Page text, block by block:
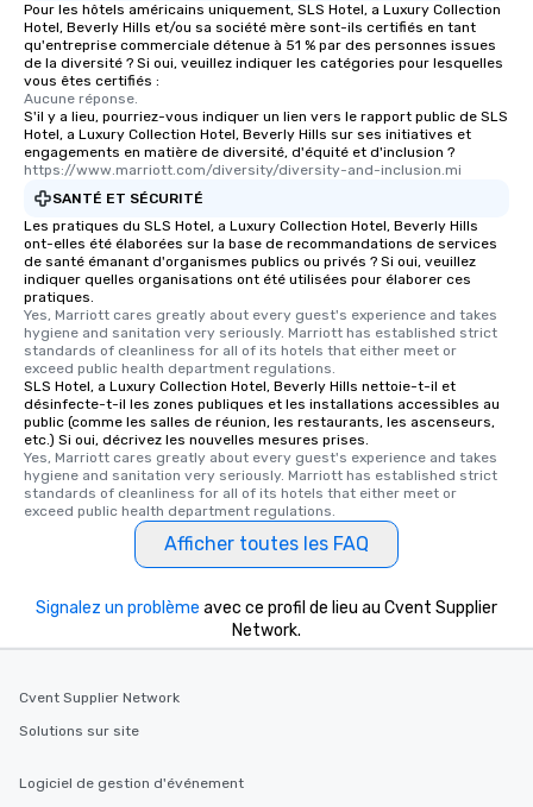
Pour les hôtels américains uniquement, SLS Hotel, a Luxury Collection
Hotel, Beverly Hills et/ou sa société mère sont-ils certifiés en tant
qu'entreprise commerciale détenue à 51 % par des personnes issues
de la diversité ? Si oui, veuillez indiquer les catégories pour lesquelles
vous êtes certifiés :
Aucune réponse.
S'il y a lieu, pourriez-vous indiquer un lien vers le rapport public de SLS
Hotel, a Luxury Collection Hotel, Beverly Hills sur ses initiatives et
engagements en matière de diversité, d'équité et d'inclusion ?
https://www.marriott.com/diversity/diversity-and-inclusion.mi
SANTÉ ET SÉCURITÉ
Les pratiques du SLS Hotel, a Luxury Collection Hotel, Beverly Hills
ont-elles été élaborées sur la base de recommandations de services
de santé émanant d'organismes publics ou privés ? Si oui, veuillez
indiquer quelles organisations ont été utilisées pour élaborer ces
pratiques.
Yes, Marriott cares greatly about every guest's experience and takes
hygiene and sanitation very seriously. Marriott has established strict
standards of cleanliness for all of its hotels that either meet or
exceed public health department regulations.
SLS Hotel, a Luxury Collection Hotel, Beverly Hills nettoie-t-il et
désinfecte-t-il les zones publiques et les installations accessibles au
public (comme les salles de réunion, les restaurants, les ascenseurs,
etc.) Si oui, décrivez les nouvelles mesures prises.
Yes, Marriott cares greatly about every guest's experience and takes
hygiene and sanitation very seriously. Marriott has established strict
standards of cleanliness for all of its hotels that either meet or
exceed public health department regulations.
Afficher toutes les FAQ
Signalez un problème avec ce profil de lieu au Cvent Supplier
Network.
Cvent Supplier Network
Solutions sur site
Logiciel de gestion d'événement